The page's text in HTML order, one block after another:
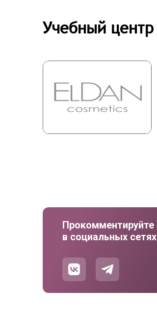
Учебный центр
Прокомментируйте
в социальных сетях